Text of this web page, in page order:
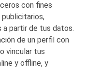
con fines
publicitarios,
a partir de tus datos.
de un perfil con
vincular tus
y offline, y